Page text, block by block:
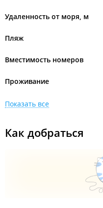
Удаленность от моря, м
Пляж
Вместимость номеров
Проживание
Показать все
Как добраться